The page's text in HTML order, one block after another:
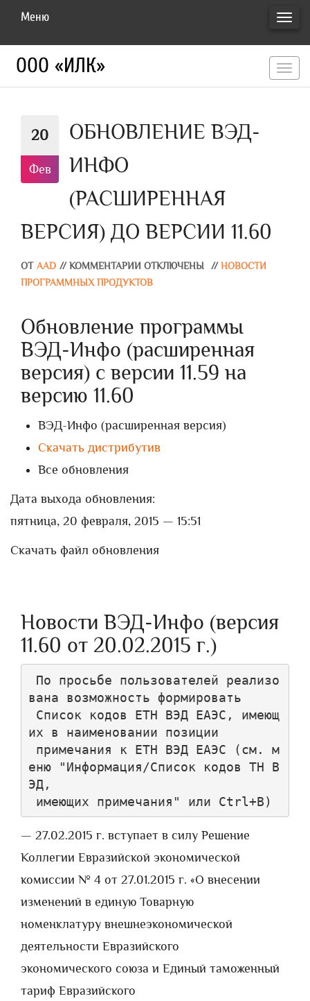
Меню
ООО «ИЛК»
20
Фев
ОБНОВЛЕНИЕ ВЭД-
ИНФО
(РАСШИРЕННАЯ
ВЕРСИЯ) ДО ВЕРСИИ 11.60
ОТ AAD // КОММЕНТАРИИ ОТКЛЮЧЕНЫ // НОВОСТИ
ПРОГРАММНЫХ ПРОДУКТОВ
Обновление программы
ВЭД-Инфо (расширенная
версия) с версии 11.59 на
версию 11.60
ВЭД-Инфо (расширенная версия)
Скачать дистрибутив
Все обновления
Дата выхода обновления:
пятница, 20 февраля, 2015 — 15:51
Скачать файл обновления
Новости ВЭД-Инфо (версия
11.60 от 20.02.2015 г.)
вана возможность формировать
их в наименовании позиции
еню "Информация/Список кодов ТН В
ЭД,
— 27.02.2015 г. вступает в силу Решение
Коллегии Евразийской экономической
комиссии № 4 от 27.01.2015 г. «О внесении
изменений в единую Товарную
номенклатуру внешнеэкономической
деятельности Евразийского
экономического союза и Единый таможенный
тариф Евразийского